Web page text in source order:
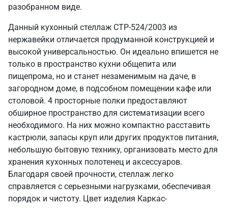
разобранном виде.
Данный кухонный стеллаж СТР-524/2003 из
нержавейки отличается продуманной конструкцией и
высокой универсальностью. Он идеально впишется не
только в пространство кухни общепита или
пищепрома, но и станет незаменимым на даче, в
загородном доме, в подсобном помещении кафе или
столовой. 4 просторные полки предоставляют
обширное пространство для систематизации всего
необходимого. На них можно компактно расставить
кастрюли, запасы круп или других продуктов питания,
небольшую бытовую технику, организовать место для
хранения кухонных полотенец и аксессуаров.
Благодаря своей прочности, стеллаж легко
справляется с серьезными нагрузками, обеспечивая
порядок и чистоту. Цвет изделия Каркас-